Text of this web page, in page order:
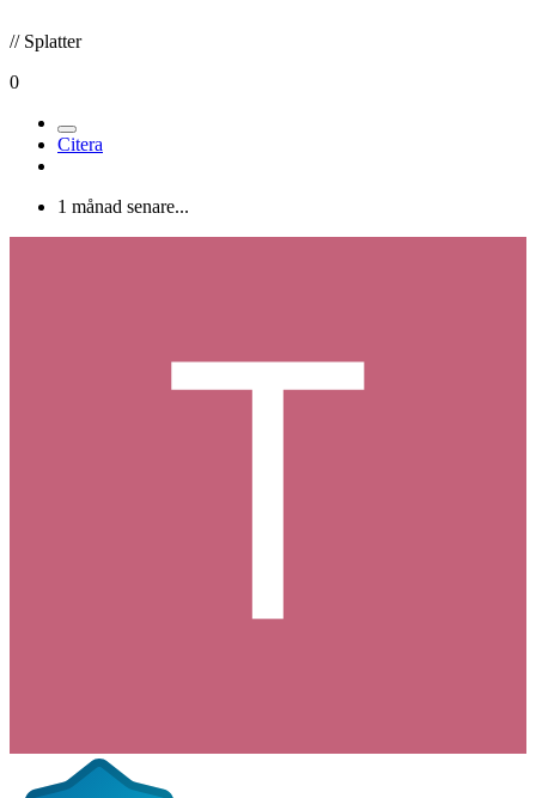
// Splatter
0
Citera
1 månad senare...